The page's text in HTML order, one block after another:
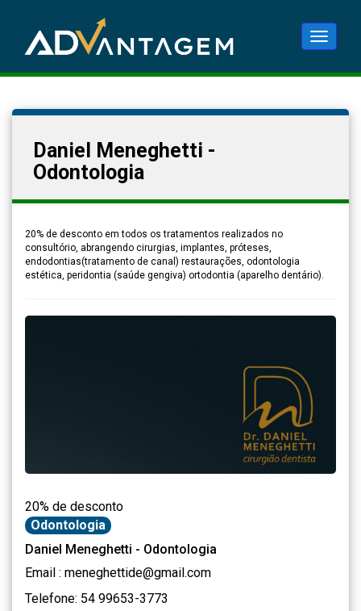
Alternar
Daniel Meneghetti -
Odontologia
20% de desconto em todos os tratamentos realizados no
consultório, abrangendo cirurgias, implantes, próteses,
endodontias(tratamento de canal) restaurações, odontologia
estética, peridontia (saúde gengiva) ortodontia (aparelho dentário).
20% de desconto
Odontologia
Daniel Meneghetti - Odontologia
Email : meneghettide@gmail.com
Telefone: 54 99653-3773